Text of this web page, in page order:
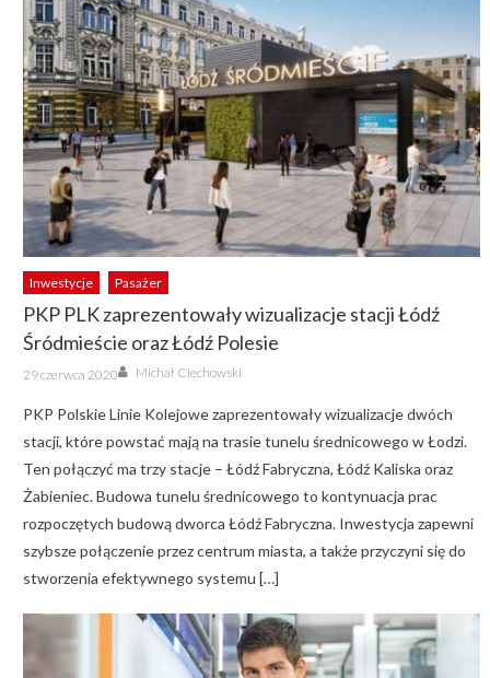
Inwestycje Pasażer
PKP PLK zaprezentowały wizualizacje stacji Łódź
Śródmieście oraz Łódź Polesie
Posted
on
29 czerwca 2020 Author
Michał Ciechowski
PKP Polskie Linie Kolejowe zaprezentowały wizualizacje dwóch
stacji, które powstać mają na trasie tunelu średnicowego w Łodzi.
Ten połączyć ma trzy stacje – Łódź Fabryczna, Łódź Kaliska oraz
Żabieniec. Budowa tunelu średnicowego to kontynuacja prac
rozpoczętych budową dworca Łódź Fabryczna. Inwestycja zapewni
szybsze połączenie przez centrum miasta, a także przyczyni się do
stworzenia efektywnego systemu […]